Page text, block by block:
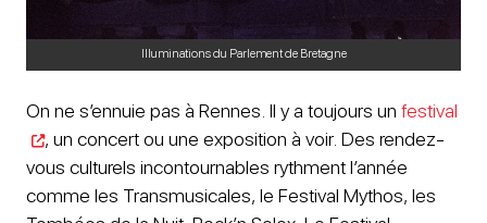
Illuminations du Parlement de Bretagne
On ne s’ennuie pas à Rennes. Il y a toujours un festival
, un concert ou une exposition à voir. Des rendez-
vous culturels incontournables rythment l’année
comme les Transmusicales, le Festival Mythos, les